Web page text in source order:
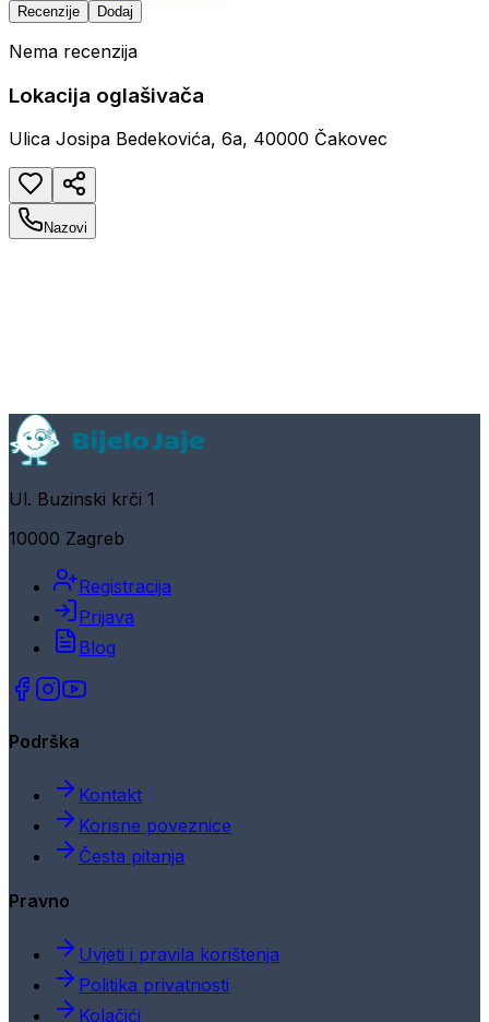
Recenzije Dodaj
Nema recenzija
Lokacija oglašivača
Ulica Josipa Bedekovića, 6a, 40000 Čakovec
Nazovi
Ul. Buzinski krči 1
10000 Zagreb
Registracija
Prijava
Blog
Podrška
Kontakt
Korisne poveznice
Česta pitanja
Pravno
Uvjeti i pravila korištenja
Politika privatnosti
Kolačići